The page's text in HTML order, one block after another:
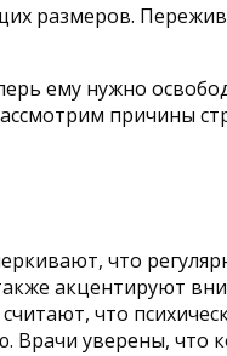
размеров.
ему нужно
причины
что
акцентируют
что
Врачи уверены, что